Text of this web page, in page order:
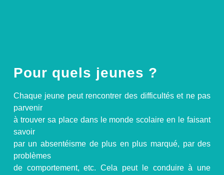
Pour quels jeunes ?
Chaque jeune peut rencontrer des difficultés et ne pas
parvenir
à trouver sa place dans le monde scolaire en le faisant
savoir
par un absentéisme de plus en plus marqué, par des
problèmes
de comportement, etc. Cela peut le conduire à une